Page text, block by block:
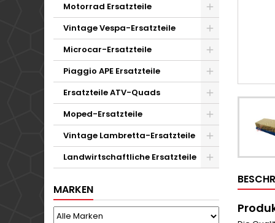
Motorrad Ersatzteile
Vintage Vespa-Ersatzteile
Microcar-Ersatzteile
Piaggio APE Ersatzteile
Ersatzteile ATV-Quads
Moped-Ersatzteile
Vintage Lambretta-Ersatzteile
Landwirtschaftliche Ersatzteile
MARKEN